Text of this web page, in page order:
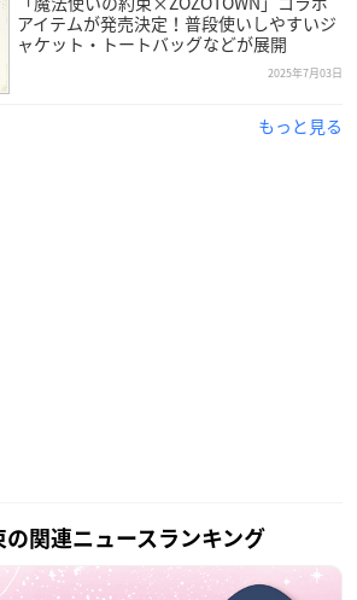
アイテムが発売決定！普段使いしやすいジ
ャケット・トートバッグなどが展開
2025年7月03日
もっと見る
の関連ニュースランキング